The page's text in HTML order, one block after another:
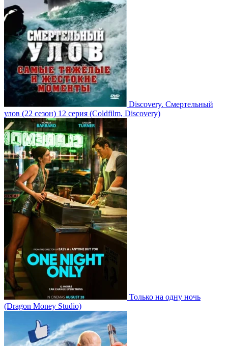
Discovery. Смертельный
улов (22 сезон) 12 серия (Coldfilm, Discovery)
Только на одну ночь
(Dragon Money Studio)